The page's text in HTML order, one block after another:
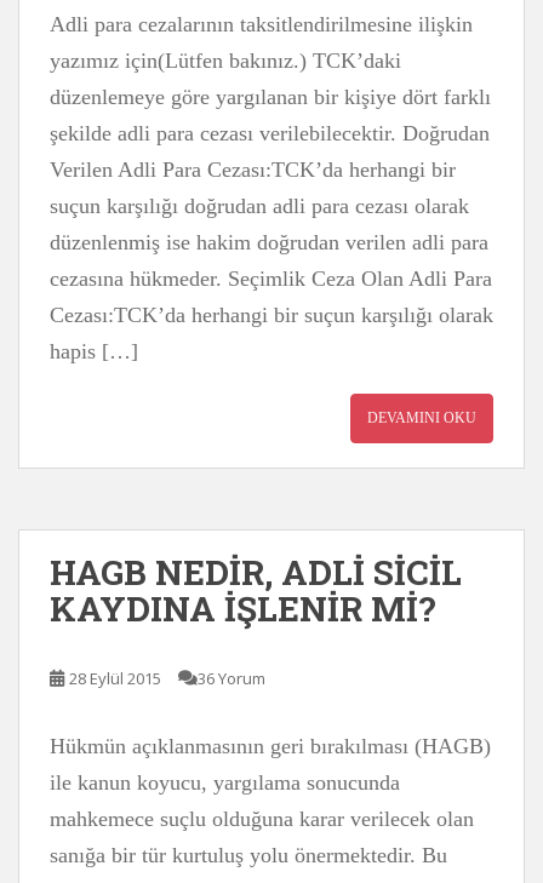
Adli para cezalarının taksitlendirilmesine ilişkin
yazımız için(Lütfen bakınız.) TCK’daki
düzenlemeye göre yargılanan bir kişiye dört farklı
şekilde adli para cezası verilebilecektir. Doğrudan
Verilen Adli Para Cezası:TCK’da herhangi bir
suçun karşılığı doğrudan adli para cezası olarak
düzenlenmiş ise hakim doğrudan verilen adli para
cezasına hükmeder. Seçimlik Ceza Olan Adli Para
Cezası:TCK’da herhangi bir suçun karşılığı olarak
hapis […]
DEVAMINI OKU
HAGB NEDİR, ADLİ SİCİL
KAYDINA İŞLENİR Mİ?
28 Eylül 2015 36 Yorum
Hükmün açıklanmasının geri bırakılması (HAGB)
ile kanun koyucu, yargılama sonucunda
mahkemece suçlu olduğuna karar verilecek olan
sanığa bir tür kurtuluş yolu önermektedir. Bu